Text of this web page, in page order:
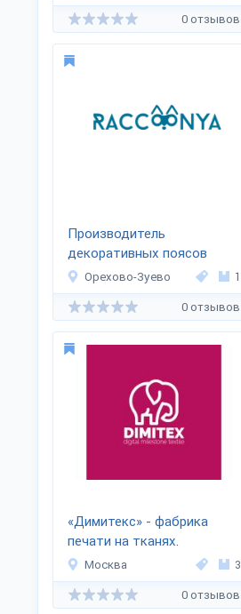
0 отзывов
Производитель
декоративных поясов
«Raccoonya»
Орехово-Зуево 1
0 отзывов
«Димитекс» - фабрика
печати на тканях.
Москва 3
0 отзывов